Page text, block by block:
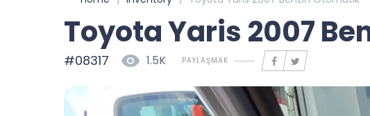
Toyota Yaris 2007
#08317 1.5K PAYLAŞMAK